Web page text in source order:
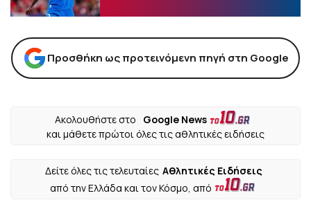
Προσθήκη ως προτεινόμενη πηγή στη Google
Ακολουθήστε στο
Google News
και μάθετε πρώτοι όλες τις αθλητικές ειδήσεις
Δείτε όλες τις τελευταίες Αθλητικές Ειδήσεις
από την Ελλάδα και τον Κόσμο, από